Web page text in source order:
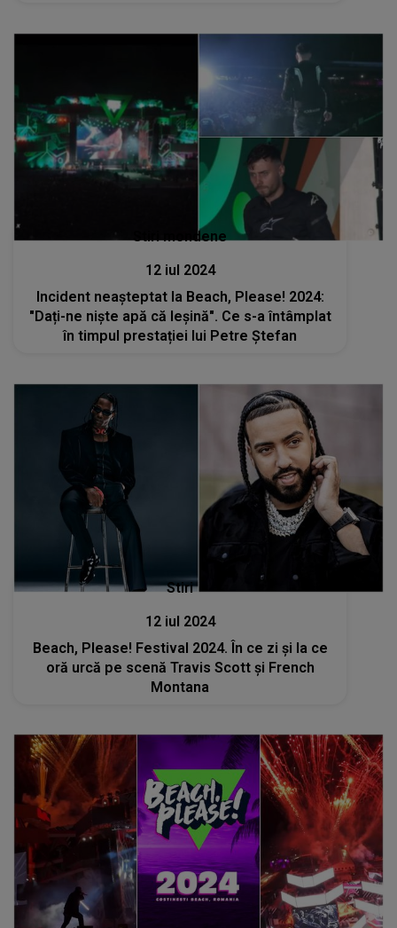
Stiri mondene
12 iul 2024
Incident neașteptat la Beach, Please! 2024:
"Dați-ne niște apă că leșină". Ce s-a întâmplat
în timpul prestației lui Petre Ștefan
Stiri
12 iul 2024
Beach, Please! Festival 2024. În ce zi și la ce
oră urcă pe scenă Travis Scott și French
Montana